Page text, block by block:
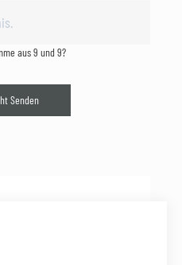
aus 9 und 9?
Senden